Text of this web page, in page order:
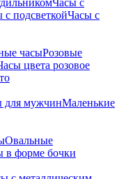
Часы с
с подсветкойЧасы с
часыРозовые
цвета розовое
для мужчинМаленькие
Овальные
в форме бочки